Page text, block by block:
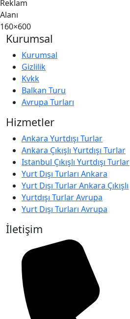
Reklam
Alanı
160×600
Kurumsal
Kurumsal
Gizlilik
Kvkk
Balkan Turu
Avrupa Turları
Hizmetler
Ankara Yurtdışı Turlar
Ankara Çıkışlı Yurtdışı Turlar
Istanbul Çıkışlı Yurtdışı Turlar
Yurt Dışı Turları Ankara
Yurt Dışı Turlar Ankara Çıkışlı
Yurtdışı Turlar Avrupa
Yurt Dışı Turları Avrupa
İletişim